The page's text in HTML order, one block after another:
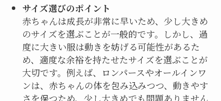
サイズ選びのポイント
赤ちゃんは成長が非常に早いため、少し大きめ
のサイズを選ぶことが一般的です。しかし、過
度に大きい服は動きを妨げる可能性があるた
め、適度な余裕を持たせたサイズを選ぶことが
大切です。例えば、ロンパースやオールインワ
ンは、赤ちゃんの体を包み込みつつ、動きやす
さを保つため、少し大きめでも問題ありません